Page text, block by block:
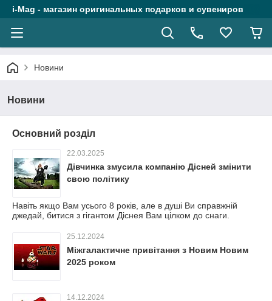
i-Mag - магазин оригинальных подарков и сувениров
Новини
Новини
Основний розділ
22.03.2025
Дівчинка змусила компанію Дісней змінити
свою політику
Навіть якщо Вам усього 8 років, але в душі Ви справжній
джедай, битися з гігантом Діснея Вам цілком до снаги.
25.12.2024
Міжгалактичне привітання з Новим Новим
2025 роком
14.12.2024